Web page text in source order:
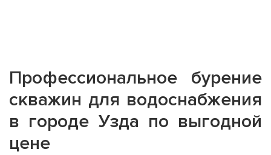
Профессиональное бурение
скважин для водоснабжения
в городе Узда по выгодной
цене